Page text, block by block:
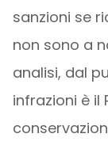
sanzioni se
non sono a
analisi, dal
infrazioni è il